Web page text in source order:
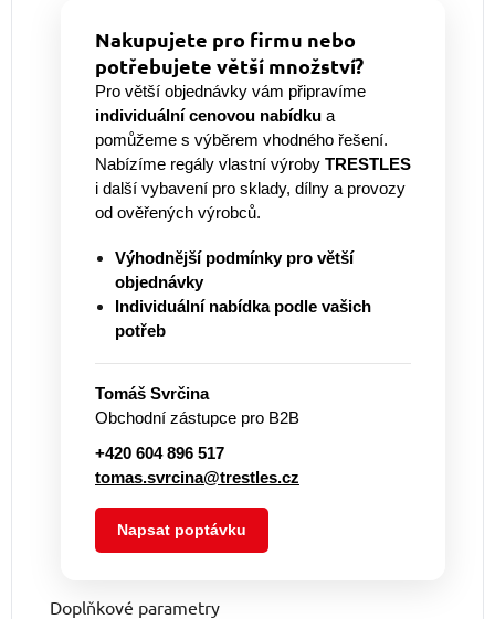
Nakupujete pro firmu nebo
potřebujete větší množství?
Pro větší objednávky vám připravíme
individuální cenovou nabídku a
pomůžeme s výběrem vhodného řešení.
Nabízíme regály vlastní výroby TRESTLES
i další vybavení pro sklady, dílny a provozy
od ověřených výrobců.
Výhodnější podmínky pro větší
objednávky
Individuální nabídka podle vašich
potřeb
Tomáš Svrčina
Obchodní zástupce pro B2B
+420 604 896 517
tomas.svrcina@trestles.cz
Napsat poptávku
Doplňkové parametry